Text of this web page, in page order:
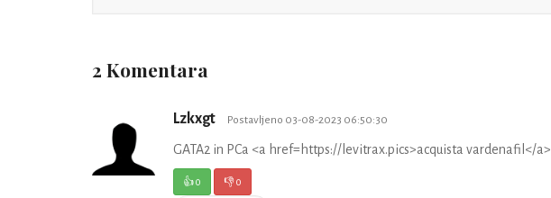
2 Komentara
Lzkxgt Postavljeno 03-08-2023 06:50:30
GATA2 in PCa <a href=https://levitrax.pics>acquista vardenafil</a>
👍0 👎0